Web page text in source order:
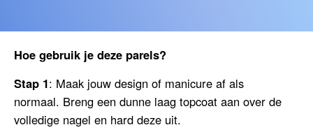
Hoe gebruik je deze parels?
Stap 1: Maak jouw design of manicure af als
normaal. Breng een dunne laag topcoat aan over de
volledige nagel en hard deze uit.